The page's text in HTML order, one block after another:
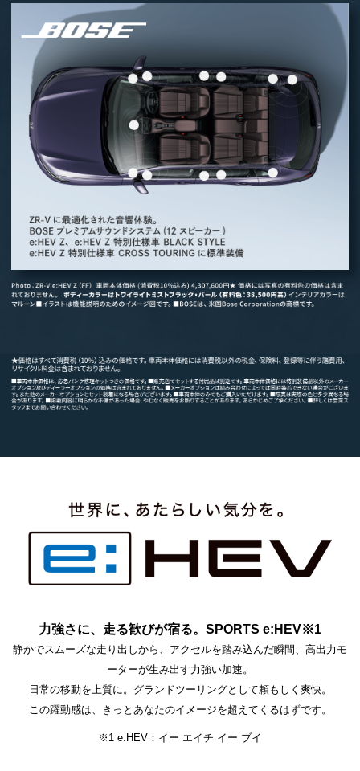
力強さに、走る歓びが宿る。SPORTS e:HEV※1
静かでスムーズな走り出しから、アクセルを踏み込んだ瞬間、高出力モ
ーターが生み出す力強い加速。
日常の移動を上質に。グランドツーリングとして頼もしく爽快。
この躍動感は、きっとあなたのイメージを超えてくるはずです。
※1 e:HEV：イー エイチ イー ブイ